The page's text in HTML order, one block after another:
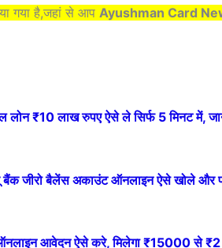
गया है,जहां से आप Ayushman Card
₹10 लाख रुपए ऐसे ले सिर्फ 5 मिनट में,
जीरो बैलेंस अकाउंट ऑनलाइन ऐसे खोले और
आवेदन ऐसे करे, मिलेगा ₹15000 से ₹2